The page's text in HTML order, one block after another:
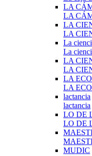
LA
LA
LA
LA
La
La
LA
LA
LA
LA
lactancia
lactancia
LO DE
LO DE
MUDIC